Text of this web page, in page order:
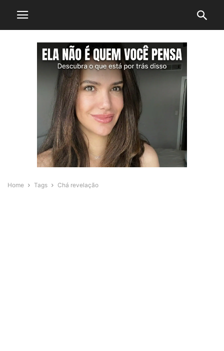
Home Tags Chá revelação